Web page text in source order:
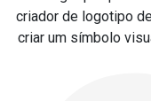
criador de logotipo
criar um símbolo